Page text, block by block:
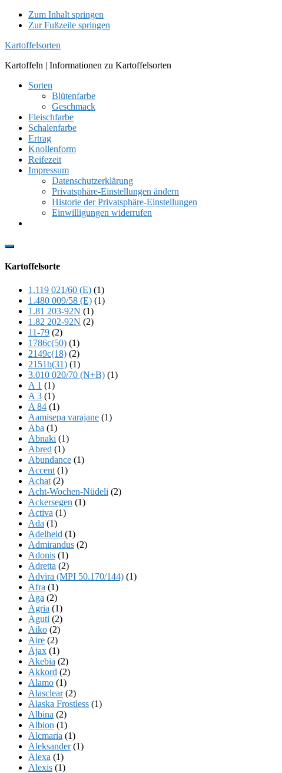
Zum Inhalt springen
Zur Fußzeile springen
Kartoffelsorten
Kartoffeln | Informationen zu Kartoffelsorten
Sorten
Blütenfarbe
Geschmack
Fleischfarbe
Schalenfarbe
Ertrag
Knollenform
Reifezeit
Impressum
Datenschutzerklärung
Privatsphäre-Einstellungen ändern
Historie der Privatsphäre-Einstellungen
Einwilligungen widerrufen
Show
Content
Kartoffelsorte
1.119 021/60 (E) (1)
1.480 009/58 (E) (1)
1.81 203-92N (1)
1.82 202-92N (2)
11-79 (2)
1786c(50) (1)
2149c(18) (2)
2151b(31) (1)
3.010 020/70 (N+B) (1)
A 1 (1)
A 3 (1)
A 84 (1)
Aamisepa varajane (1)
Aba (1)
Abnaki (1)
Abred (1)
Abundance (1)
Accent (1)
Achat (2)
Acht-Wochen-Nüdeli (2)
Ackersegen (1)
Activa (1)
Ada (1)
Adelheid (1)
Admirandus (2)
Adonis (1)
Adretta (2)
Advira (MPI 50.170/144) (1)
Afra (1)
Aga (2)
Agria (1)
Aguti (2)
Aiko (2)
Aire (2)
Ajax (1)
Akebia (2)
Akkord (2)
Alamo (1)
Alasclear(2)
Alaska Frostless (1)
Albina (2)
Albion (1)
Alcmaria (1)
Aleksander(1)
Alexa (1)
Alexis (1)